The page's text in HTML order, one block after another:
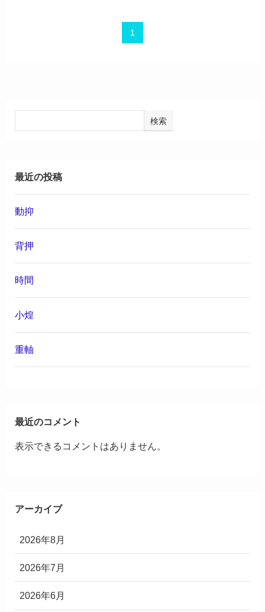
1
検索
最近の投稿
動抑
背押
時間
小煌
重軸
最近のコメント
表示できるコメントはありません。
アーカイブ
2026年8月
2026年7月
2026年6月